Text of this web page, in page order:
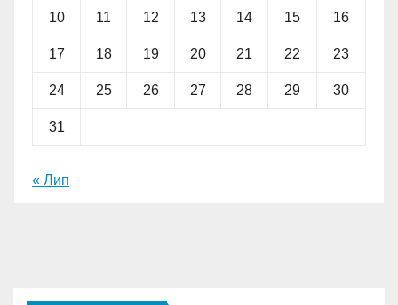
10 11 12 13 14 15 16
17 18 19 20 21 22 23
24 25 26 27 28 29 30
31
« Лип